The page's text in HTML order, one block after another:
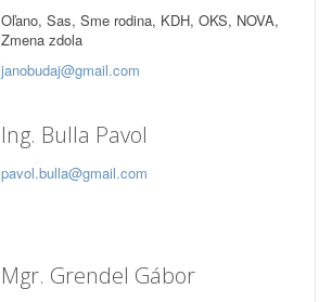
Oľano, Sas, Sme rodina, KDH, OKS, NOVA,
Zmena zdola
janobudaj@gmail.com
Ing. Bulla Pavol
pavol.bulla@gmail.com
Mgr. Grendel Gábor